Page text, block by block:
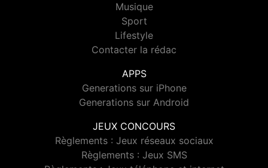
Musique
Sport
Lifestyle
Contacter la rédac
APPS
Generations sur iPhone
Generations sur Android
JEUX CONCOURS
Règlements : Jeux réseaux sociaux
Règlements : Jeux SMS